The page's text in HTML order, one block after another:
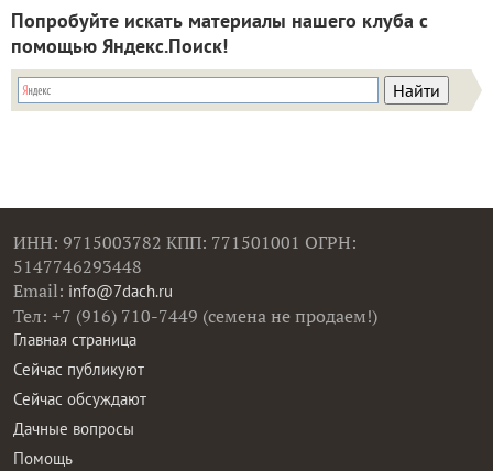
Попробуйте искать материалы нашего клуба с
помощью Яндекс.Поиск!
ИНН: 9715003782 КПП: 771501001 ОГРН:
5147746293448
Email: info@7dach.ru
Тел: +7 (916) 710-7449 (семена не продаем!)
Главная страница
Сейчас публикуют
Сейчас обсуждают
Дачные вопросы
Помощь